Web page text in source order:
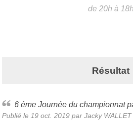
de 20h à 18h
Résultat
6 éme Journée du championnat
Publié le 19 oct. 2019 par Jacky WALLET